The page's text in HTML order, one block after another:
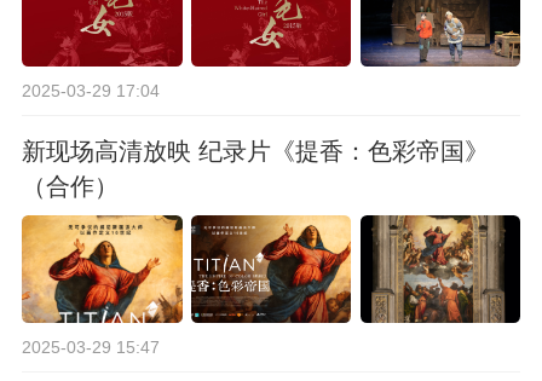
2025-03-29 17:04
新现场高清放映 纪录片《提香：色彩帝国》
（合作）
2025-03-29 15:47